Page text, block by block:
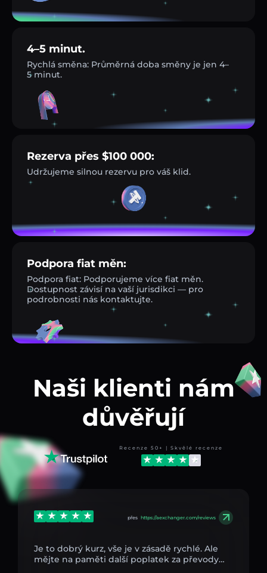
4–5 minut.
Rychlá směna: Průměrná doba směny je jen 4–
5 minut.
Rezerva přes $100 000:
Udržujeme silnou rezervu pro váš klid.
Podpora fiat měn:
Podpora fiat: Podporujeme více fiat měn.
Dostupnost závisí na vaší jurisdikci — pro
podrobnosti nás kontaktujte.
Naši klienti nám
důvěřují
Recenze 50+ | Skvělé recenze
přes https://aexchanger.com/reviews
Je to dobrý kurz, vše je v zásadě rychlé. Ale
mějte na paměti další poplatek za převody…